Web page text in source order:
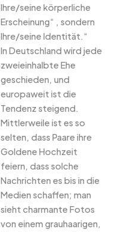
Ihre/seine körperliche
Erscheinung“ , sondern
Ihre/seine Identität.“
In Deutschland wird jede
zweieinhalbte Ehe
geschieden, und
europaweit ist die
Tendenz steigend.
Mittlerweile ist es so
selten, dass Paare ihre
Goldene Hochzeit
feiern, dass solche
Nachrichten es bis in die
Medien schaffen; man
sieht charmante Fotos
von einem grauhaarigen,